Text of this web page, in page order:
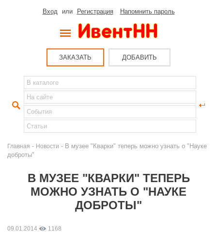
Вход или Регистрация Напомнить пароль
ЗАКАЗАТЬ ДОБАВИТЬ
Главная - Новости - В музее "Кварки" теперь можно узнать о "Науке
доброты"
В МУЗЕЕ "КВАРКИ" ТЕПЕРЬ
МОЖНО УЗНАТЬ О "НАУКЕ
ДОБРОТЫ"
09.01.2014 1168